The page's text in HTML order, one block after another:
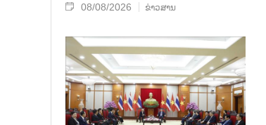
08/08/2026 ຂ່າວສານ